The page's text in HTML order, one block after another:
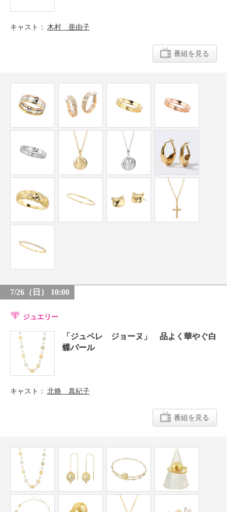
キャスト 木村 亜由子
番組を見る
7/26（日） 10:00
ジュエリー
「ジュペレ ジョーヌ」 品よく華やぐ白
蝶パール
キャスト 北條 真紀子
番組を見る